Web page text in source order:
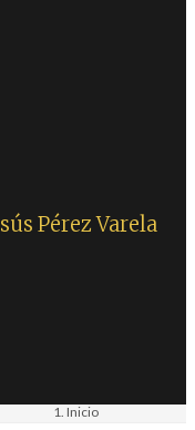
Pérez Varela
Inicio